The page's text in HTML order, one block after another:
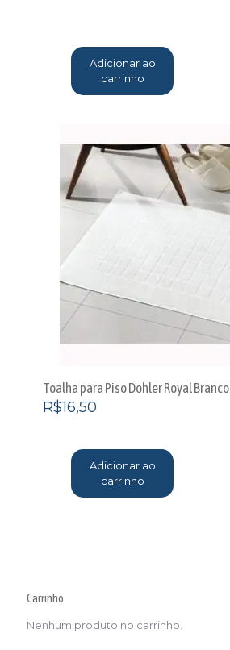
Adicionar ao
carrinho
Toalha para Piso Dohler Royal Branco
R$16,50
Adicionar ao
carrinho
Carrinho
Nenhum produto no carrinho.